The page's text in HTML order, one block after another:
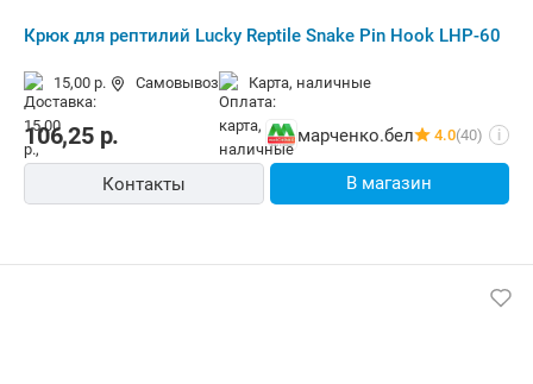
Крюк для рептилий Lucky Reptile Snake Pin Hook LHP-60
15,00 р. Самовывоз карта, наличные
106,25р. марченко.бел 4.0(40) i
Контакты В магазин